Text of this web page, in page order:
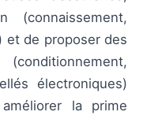
(connaissement,
et de proposer des
électroniques)
la prime